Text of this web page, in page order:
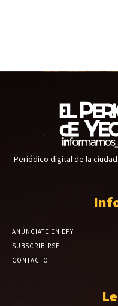
Periódico digital de la
ANÚNCIATE EN EPY
SUBSCRIBIRSE
CONTACTO